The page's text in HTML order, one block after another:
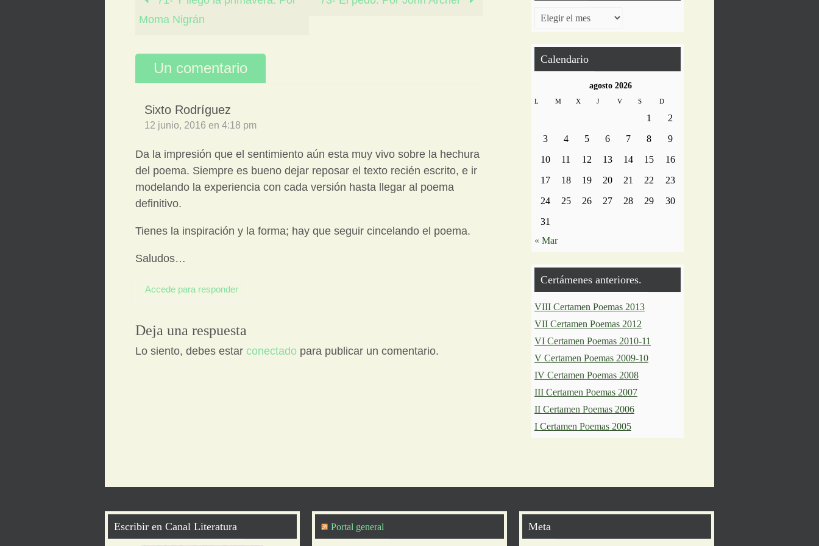
Moma Nigrán
Un comentario
Sixto Rodríguez
12 junio, 2016 en 4:18 pm
Da la impresión que el sentimiento aún esta muy vivo sobre la hechura
del poema. Siempre es bueno dejar reposar el texto recién escrito, e ir
modelando la experiencia con cada versión hasta llegar al poema
definitivo.
Tienes la inspiración y la forma; hay que seguir cincelando el poema.
Saludos…
Accede para responder
Deja una respuesta
Lo siento, debes estar conectado para publicar un comentario.
Archivos
Calendario
agosto 2026
L M X J V S D
1
2
3
4 5 6 7 8
9
10
11 12 13 14 15
16
17
18 19 20 21 22
23
24
25 26 27 28 29
30
31
« Mar
Certámenes anteriores.
VIII Certamen Poemas 2013
VII Certamen Poemas 2012
VI Certamen Poemas 2010-11
V Certamen Poemas 2009-10
IV Certamen Poemas 2008
III Certamen Poemas 2007
II Certamen Poemas 2006
I Certamen Poemas 2005
Escribir en Canal Literatura Portal general Meta